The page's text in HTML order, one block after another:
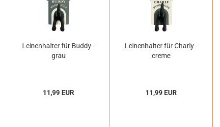
Leinenhalter für Buddy -
grau
11,99 EUR
Leinenhalter für Charly -
creme
11,99 EUR